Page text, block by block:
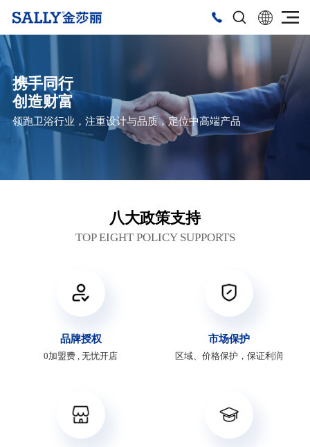
携手同行
创造财富
领跑卫浴行业，注重设计与品质，定位中高端产品
八大政策支持
TOP EIGHT POLICY SUPPORTS
品牌授权
0加盟费 , 无忧开店
市场保护
区域、价格保护，保证利润